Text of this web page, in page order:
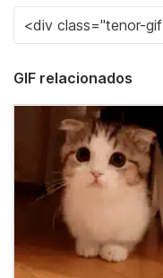
GIF relacionados